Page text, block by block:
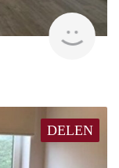
DELEN